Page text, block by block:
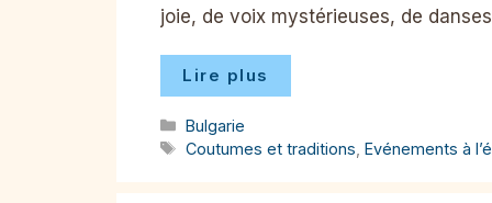
joie, de voix mystérieuses, de
Lire plus
Catégories
Bulgarie
Étiquettes
Coutumes et traditions ,Evénements à